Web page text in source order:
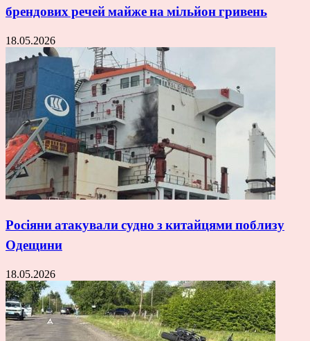
брендових речей майже на мільйон гривень
18.05.2026
Росіяни атакували судно з китайцями поблизу
Одещини
18.05.2026